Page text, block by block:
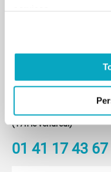
Du lundi au vendredi
De 8h30 à 12h30 et de
(17h le vendredi)
01 41 17 43 67